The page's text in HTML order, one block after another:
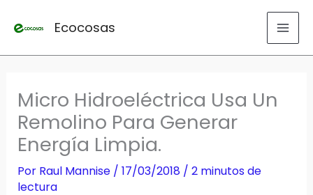
Ecocosas
Micro Hidroeléctrica Usa Un
Remolino Para Generar
Energía Limpia.
Por Raul Mannise / 17/03/2018 / 2 minutos de
lectura